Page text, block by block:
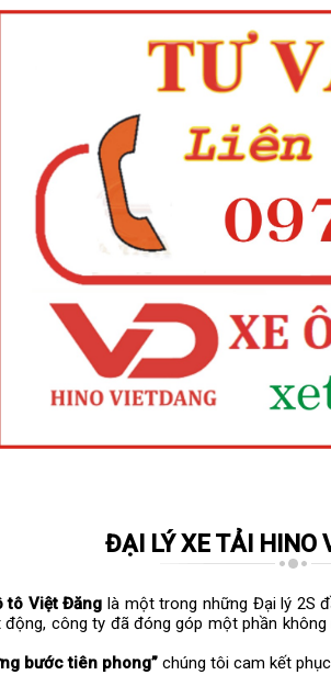
ĐẠI LÝ XE TẢI HINO
tô Việt Đăng là một trong những Đại lý 2S
công ty đã đóng góp một phần
bước tiên phong” chúng tôi cam kết